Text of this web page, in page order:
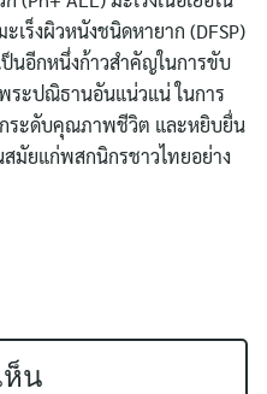
เร็งผิวหนังชนิดหายาก (DFSP)
นอีกหนึ่งก้าวสำคัญในการขับ
ระปณิธานอันแน่วแน่ ในการ
ระดับคุณภาพชีวิต และหยิบยื่น
สมัยแก่พสกนิกรชาวไทยอย่าง
ห็น